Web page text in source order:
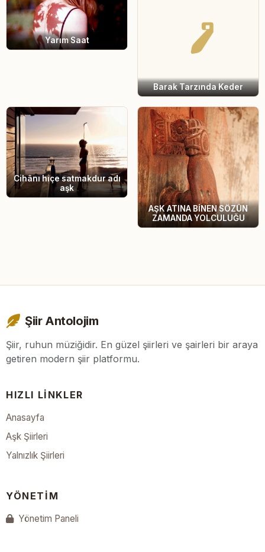
Yarım Saat
Barak Tarzında Keder
Cihânı hiçe satmakdur adı
aşk
AŞK ATINA BİNEN SÖZÜN
ZAMANDA YOLCULUĞU
Şiir Antolojim
Şiir, ruhun müziğidir. En güzel şiirleri ve şairleri bir araya
getiren modern şiir platformu.
HIZLI LINKLER
Anasayfa
Aşk Şiirleri
Yalnızlık Şiirleri
YÖNETIM
Yönetim Paneli